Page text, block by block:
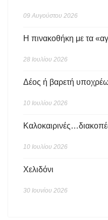
09 Αυγούστου 2026
Η πινακοθήκη με τα
28 Ιουλίου 2026
Δέος ή βαρετή
10 Ιουλίου 2026
10 Ιουλίου 2026
Χελιδόνι
30 Ιουνίου 2026